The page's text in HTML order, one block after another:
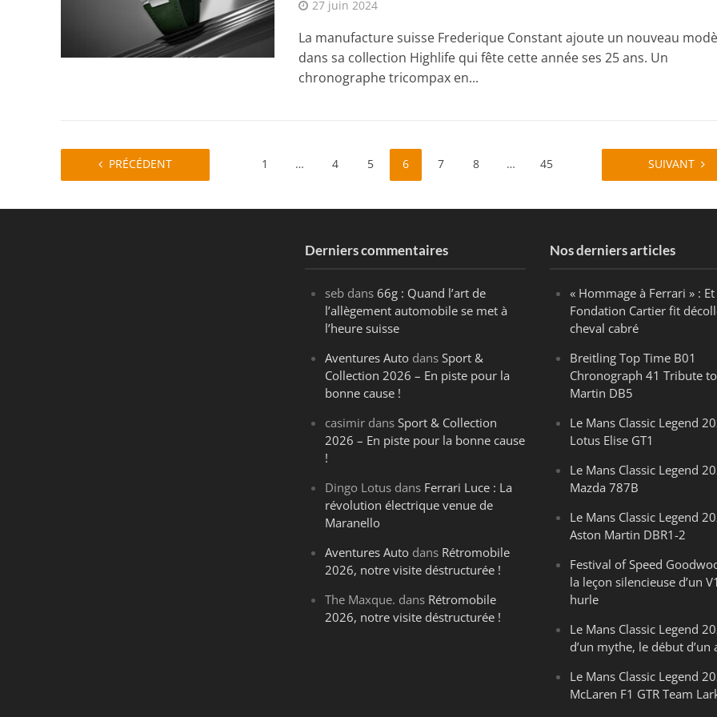
27 juin 2024
La manufacture suisse Frederique Constant ajoute un nouveau
dans sa collection Highlife qui fête cette année ses 25 ans. Un
chronographe tricompax en...
PRÉCÉDENT 1 … 4 5 6 7 8 … 45 SUIVANT
Derniers commentaires
seb dans66g : Quand l’art de
l’allègement automobile se met à
l’heure suisse
Aventures Auto dansSport &
Collection 2026 – En piste pour la
bonne cause !
casimir dansSport & Collection
2026 – En piste pour la bonne cause
!
Dingo Lotus dans Ferrari Luce : La
révolution électrique venue de
Maranello
Aventures Auto dans Rétromobile
2026, notre visite déstructurée !
The Maxque. dans Rétromobile
2026, notre visite déstructurée !
Nos derniers articles
« Hommage à Ferrari » : Et
Fondation Cartier fit
cheval cabré
Breitling Top Time B01
Chronograph 41 Tribute
Martin DB5
Le Mans Classic Legend
Lotus Elise GT1
Le Mans Classic Legend
Mazda 787B
Le Mans Classic Legend
Aston Martin DBR1-2
Festival of Speed
la leçon silencieuse d’un
hurle
Le Mans Classic Legend
d’un mythe, le début d’un
Le Mans Classic Legend
McLaren F1 GTR Team